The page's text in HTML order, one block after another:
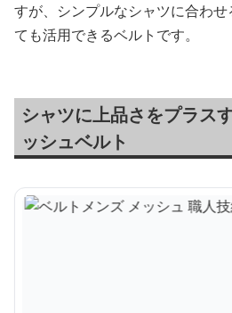
すが、シンプルなシャツに合わ
ても活用できるベルトです。
シャツに上品さをプラス
ッシュベルト